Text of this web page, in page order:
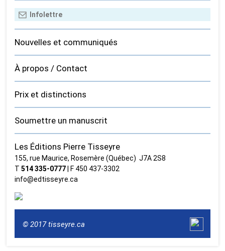
Nouvelles et communiqués
À propos / Contact
Prix et distinctions
Soumettre un manuscrit
Les Éditions Pierre Tisseyre
155, rue Maurice, Rosemère (Québec) J7A 2S8
T514 335‑0777 | F 450 437‑3302
info@edtisseyre.ca
© 2017 tisseyre.ca